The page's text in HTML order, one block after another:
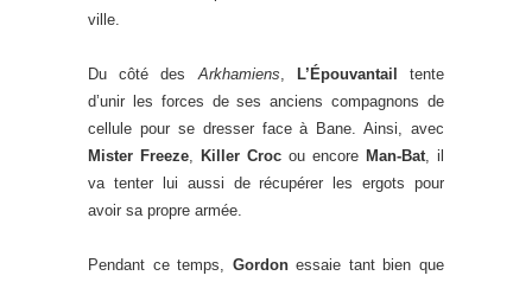
ville.
Du côté desArkhamiens, L’Épouvantail
tente
d’unir les forces de ses anciens compagnons de
cellule pour se dresser face à Bane. Ainsi, avec
Mister Freeze, Killer Croc ou encore Man-Bat, il
va tenter lui aussi de récupérer les ergots pour
avoir sa propre armée.
Pendant ce temps, Gordonessaie tant bien que